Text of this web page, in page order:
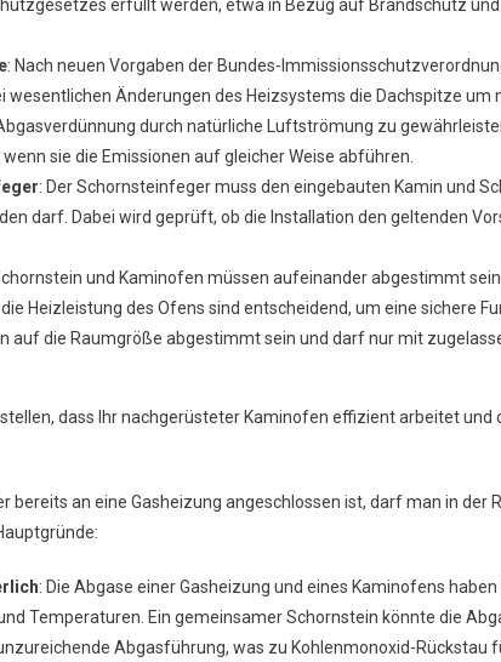
erfüllt werden, etwa in Bezug auf Brandschutz
: Nach neuen Vorgaben der Bundes-
wesentlichen Änderungen des Heizsystems die Dachspitze um
durch natürliche Luftströmung zu
sie die Emissionen auf gleicher Weise abführen​.
: Der Schornsteinfeger muss den eingebauten Kamin und
darf. Dabei wird geprüft, ob die Installation den geltenden
und Kaminofen müssen aufeinander abgestimmt
Heizleistung des Ofens sind entscheidend, um eine sichere
auf die Raumgröße abgestimmt sein und darf nur mit
dass Ihr nachgerüsteter Kaminofen effizient arbeitet und
bereits an eine Gasheizung angeschlossen ist, darf man in der
: Die Abgase einer Gasheizung und eines Kaminofens
Temperaturen. Ein gemeinsamer Schornstein könnte die
Abgasführung, was zu Kohlenmonoxid-Rückstau